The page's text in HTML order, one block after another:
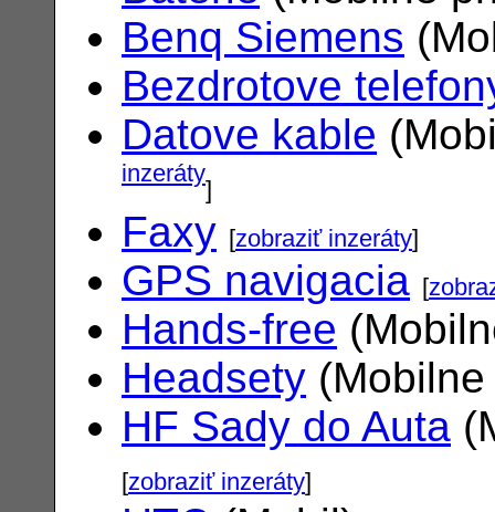
Benq Siemens
Bezdrotove
Datove kable
inzeráty]
Faxy [zobraziť inzeráty]
GPS navigacia [
Hands-free
Headsety
HF Sady do Auta
[zobraziť inzeráty]